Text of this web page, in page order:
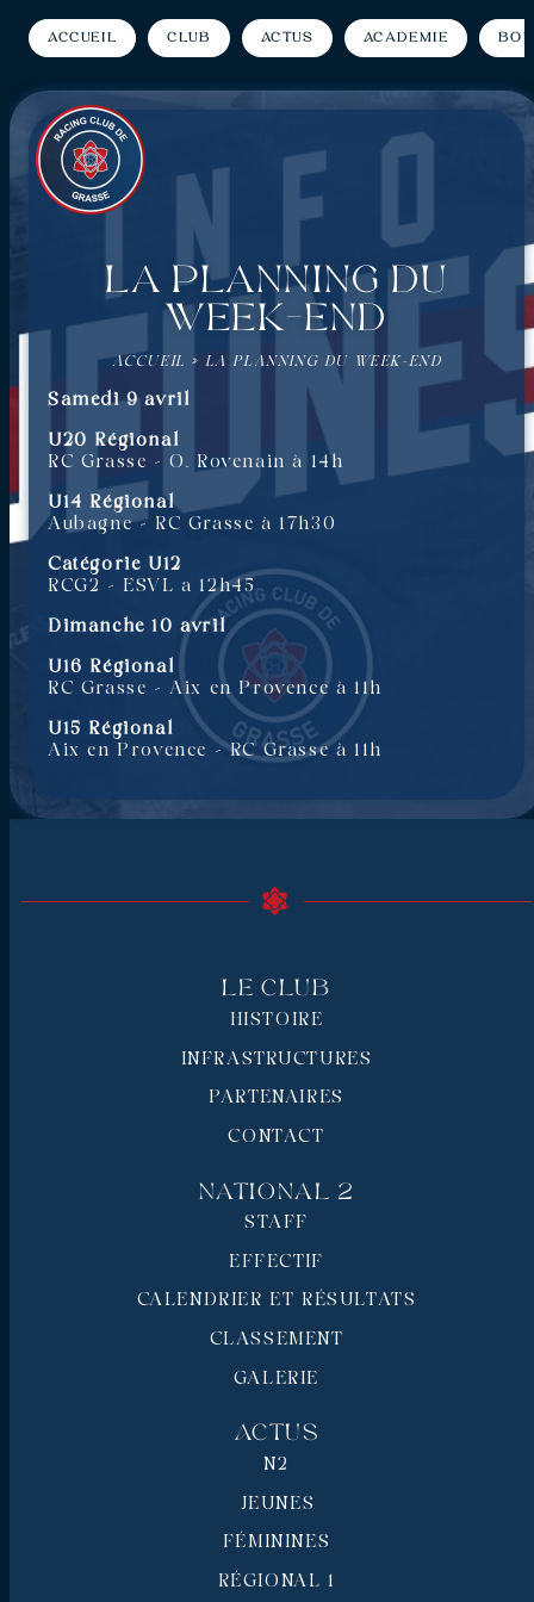
Accueil Club Actus Académie
La planning du
week-end
ACCUEIL » LA PLANNING DU WEEK-END
Samedi 9 avril
U20 Régional
RC Grasse – O. Rovenain à 14h
U14 Régional
Aubagne – RC Grasse à 17h30
Catégorie U12
RCG2 – ESVL a 12h45
Dimanche 10 avril
U16 Régional
RC Grasse – Aix en Provence à 11h
U15 Régional
Aix en Provence – RC Grasse à 11h
Le Club
HISTOIRE
INFRASTRUCTURES
PARTENAIRES
CONTACT
National 2
STAFF
EFFECTIF
CALENDRIER ET RÉSULTATS
CLASSEMENT
GALERIE
Actus
N2
JEUNES
FÉMININES
RÉGIONAL 1